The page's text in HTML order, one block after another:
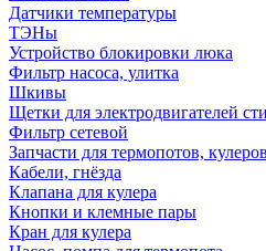
Датчики температуры
ТЭНы
Устройство блокировки люка
Фильтр насоса, улитка
Шкивы
Щетки для электродвигателей
Фильтр сетевой
Запчасти для термопотов,
Кабели, гнёзда
Клапана для кулера
Кнопки и клемные пары
Кран для кулера